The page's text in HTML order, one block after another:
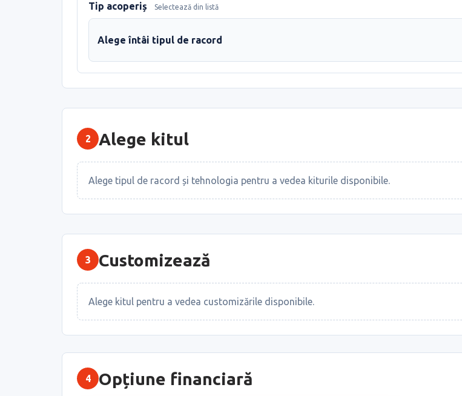
Tip acoperiș Selectează din listă
Alege întâi tipul de racord
2 Alege kitul
Alege tipul de racord și tehnologia pentru a vedea kiturile disponibile.
3 Customizează
Alege kitul pentru a vedea customizările disponibile.
4 Opțiune financiară